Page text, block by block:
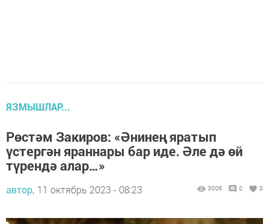
ЯЗМЫШЛАР...
Рөстәм Закиров: «Әнинең яратып
үстергән яраннары бар иде. Әле дә өй
түрендә алар…»
автор, 11 октябрь 2023 - 08:23 3006 0 0